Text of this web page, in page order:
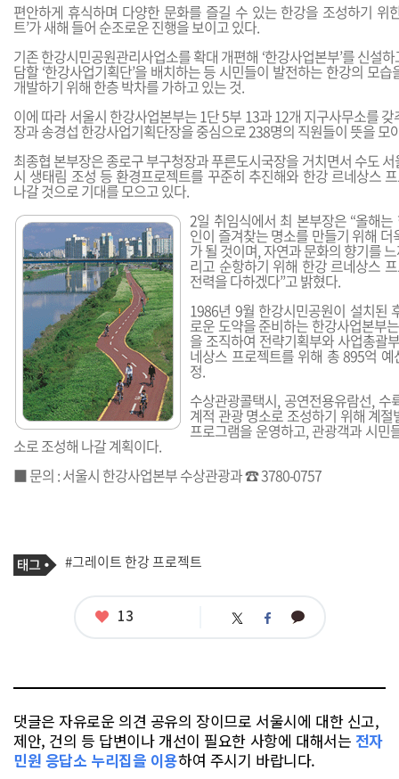
편안하게 휴식하며 다양한 문화를 즐길 수 있는 한강을 조성하기 위
트’가 새해 들어 순조로운 진행을 보이고 있다.
기존 한강시민공원관리사업소를 확대 개편해 ‘한강사업본부’를 신설
담할 ‘한강사업기획단’을 배치하는 등 시민들이 발전하는 한강의 모
개발하기 위해 한층 박차를 가하고 있는 것.
이에 따라 서울시 한강사업본부는 1단 5부 13과 12개 지구사무소를
장과 송경섭 한강사업기획단장을 중심으로 238명의 직원들이 뜻을 모
최종협 본부장은 종로구 부구청장과 푸른도시국장을 거치면서 수도
시 생태림 조성 등 환경프로젝트를 꾸준히 추진해와 한강 르네상스
나갈 것으로 기대를 모으고 있다.
2일 취임식에서 최 본부장은 “올해
인이 즐겨찾는 명소를 만들기 위해
가 될 것이며, 자연과 문화의 향기를
리고 순항하기 위해 한강 르네상스
전력을 다하겠다”고 밝혔다.
1986년 9월 한강시민공원이 설치된
로운 도약을 준비하는 한강사업본부
을 조직하여 전략기획부와 사업총괄
네상스 프로젝트를 위해 총 895억
정.
수상관광콜택시, 공연전용유람선,
계적 관광 명소로 조성하기 위해 계
프로그램을 운영하고, 관광객과 시민
소로 조성해 나갈 계획이다.
■ 문의 : 서울시 한강사업본부 수상관광과 ☎ 3780-0757
기
사
태
그
#그레이트 한강 프로젝트
좋
13 트 페 카
댓글은 자유로운 의견 공유의 장이므로 서울시에 대한 신고,
제안, 건의 등 답변이나 개선이 필요한 사항에 대해서는 전자
민원 응답소 누리집을 이용하여 주시기 바랍니다.